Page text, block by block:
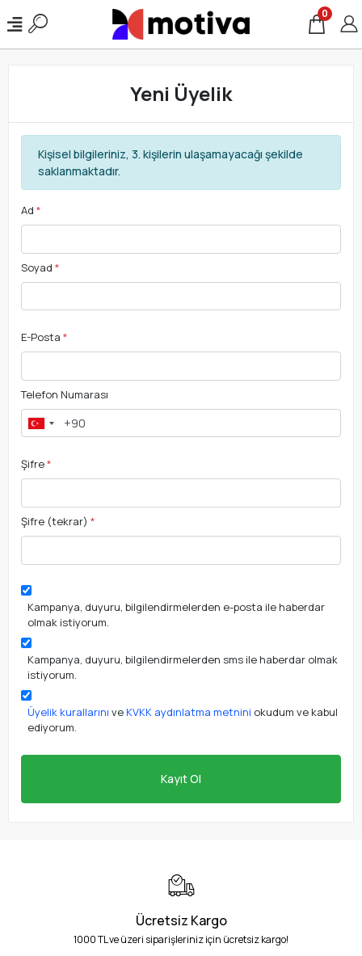
0
Yeni Üyelik
Kişisel bilgileriniz, 3. kişilerin ulaşamayacağı şekilde
saklanmaktadır.
Ad *
Soyad *
E-Posta *
Telefon Numarası
Şifre*
Şifre (tekrar) *
Kampanya, duyuru, bilgilendirmelerden e-posta ile haberdar
olmak istiyorum.
Kampanya, duyuru, bilgilendirmelerden sms ile haberdar olmak
istiyorum.
Üyelik kurallarını ve KVKK aydınlatma metnini okudum ve kabul
ediyorum.
Kayıt Ol
Ücretsiz Kargo
1000 TL ve üzeri siparişleriniz için ücretsiz kargo!